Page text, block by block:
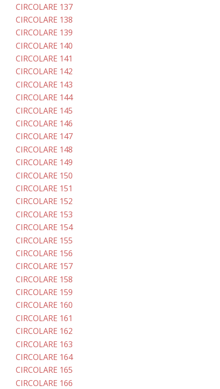
CIRCOLARE 137
CIRCOLARE 138
CIRCOLARE 139
CIRCOLARE 140
CIRCOLARE 141
CIRCOLARE 142
CIRCOLARE 143
CIRCOLARE 144
CIRCOLARE 145
CIRCOLARE 146
CIRCOLARE 147
CIRCOLARE 148
CIRCOLARE 149
CIRCOLARE 150
CIRCOLARE 151
CIRCOLARE 152
CIRCOLARE 153
CIRCOLARE 154
CIRCOLARE 155
CIRCOLARE 156
CIRCOLARE 157
CIRCOLARE 158
CIRCOLARE 159
CIRCOLARE 160
CIRCOLARE 161
CIRCOLARE 162
CIRCOLARE 163
CIRCOLARE 164
CIRCOLARE 165
CIRCOLARE 166